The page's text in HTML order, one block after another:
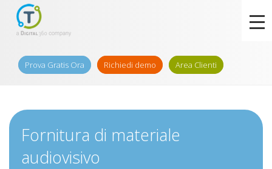
Prova Gratis Ora Richiedi demo Area Clienti
Fornitura di materiale
audiovisivo